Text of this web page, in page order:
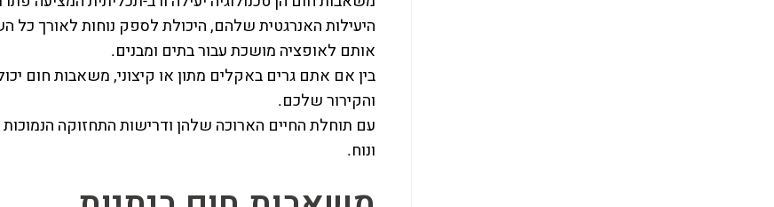
היעילות האנרגטית שלהם, היכולת לספק נוחות לאורך כל
אותם לאופציה מושכת עבור בתים ומבנים.
בין אם אתם גרים באקלים מתון או קיצוני, משאבות חום
והקירור שלכם.
עם תוחלת החיים הארוכה שלהן ודרישות התחזוקה
ונוח.